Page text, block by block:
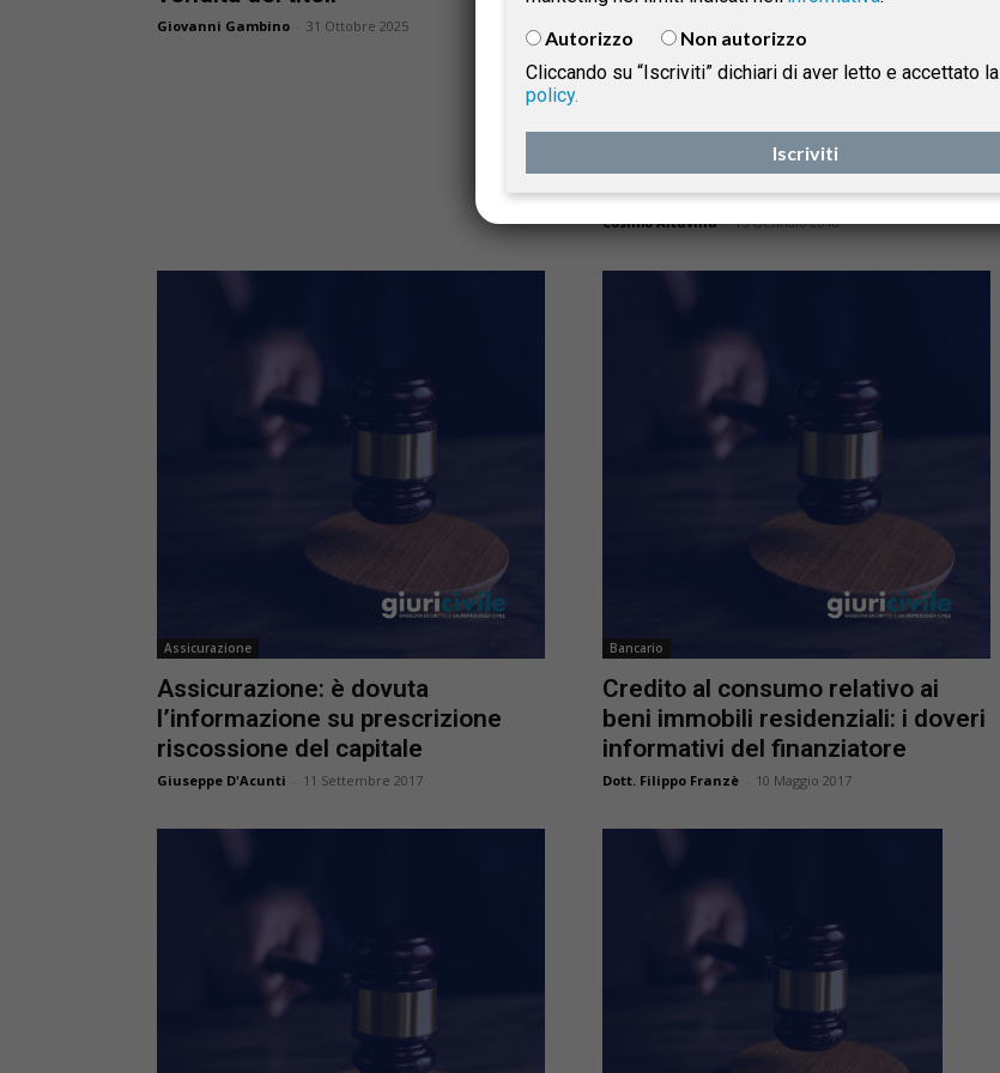
Giovanni Gambino 31 Ottobre 2025
La responsabilità da prospetto e
gli obblighi informativi nei mercati
finanziari
Cosimo Altavilla - 15 Gennaio 2018
Assicurazione
Assicurazione: è dovuta
l’informazione su prescrizione
riscossione del capitale
Giuseppe D'Acunti 11 Settembre 2017
Bancario
Credito al consumo relativo ai
beni immobili residenziali: i doveri
informativi del finanziatore
Dott. Filippo Franzè 10 Maggio 2017
Autorizzo
Non autorizzo
Cliccando su “Iscriviti” dichiari di aver letto e accettato la
policy.
Iscriviti